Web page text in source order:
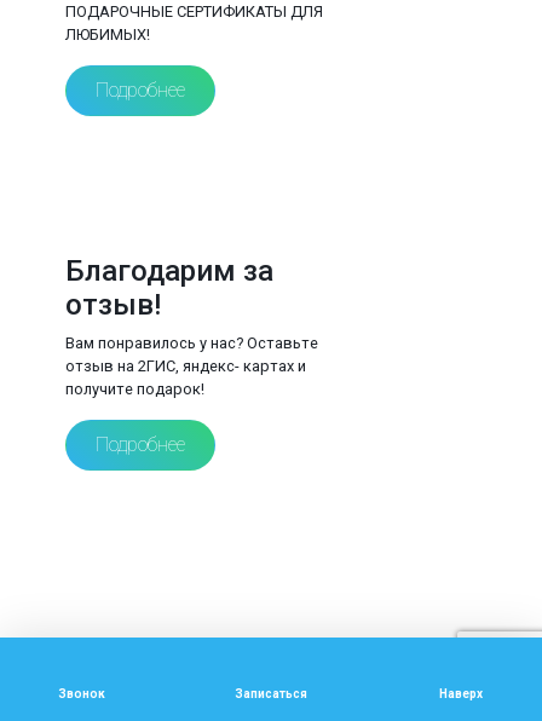
ПОДАРОЧНЫЕ СЕРТИФИКАТЫ ДЛЯ
ЛЮБИМЫХ!
Подробнее
Благодарим за
отзыв!
Вам понравилось у нас? Оставьте
отзыв на 2ГИС, яндекс- картах и
получите подарок!
Подробнее
В КЛИНИКЕ «СИБДЕНТА» —
Звонок Записаться Наверх